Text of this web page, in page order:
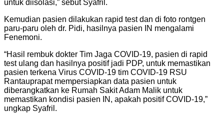
untuk diisolasi,” sebut Syafril.
Kemudian pasien dilakukan rapid test dan di foto rontgen
paru-paru oleh dr. Pidi, hasilnya pasien IN mengalami
Fenemoni.
“Hasil rembuk dokter Tim Jaga COVID-19, pasien di rapid
test ulang dan hasilnya positif jadi PDP, untuk memastikan
pasien terkena Virus COVID-19 tim COVID-19 RSU
Rantauprapat mempersiapkan data pasien untuk
diberangkatkan ke Rumah Sakit Adam Malik untuk
memastikan kondisi pasien IN, apakah positif COVID-19,”
ungkap Syafril.